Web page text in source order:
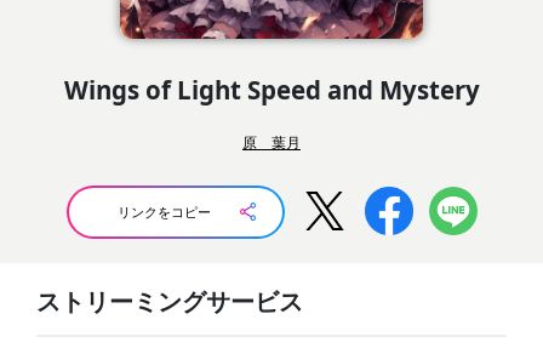
Wings of Light Speed and Mystery
原 葉月
リンクをコピー
ストリーミングサービス